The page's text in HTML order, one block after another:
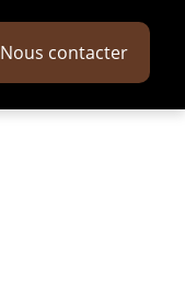
Nous contacter